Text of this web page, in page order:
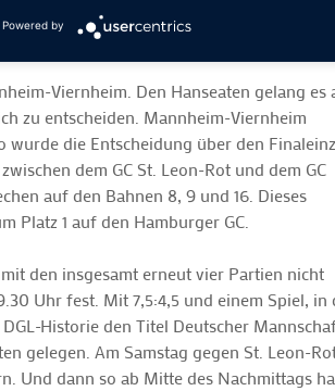
Viernheim. Den Hanseaten gelang es
zu entscheiden. Mannheim-Viernheim
wurde die Entscheidung über den
dem GC St. Leon-Rot und dem GC
auf den Bahnen 8, 9 und 16. Dieses
Platz 1 auf den Hamburger GC.
den insgesamt erneut vier Partien nicht
Uhr fest. Mit 7,5:4,5 und einem Spiel,
Historie den Titel Deutscher
gelegen. Am Samstag gegen St. Leon-
Und dann so ab Mitte des Nachmittags
Powered by